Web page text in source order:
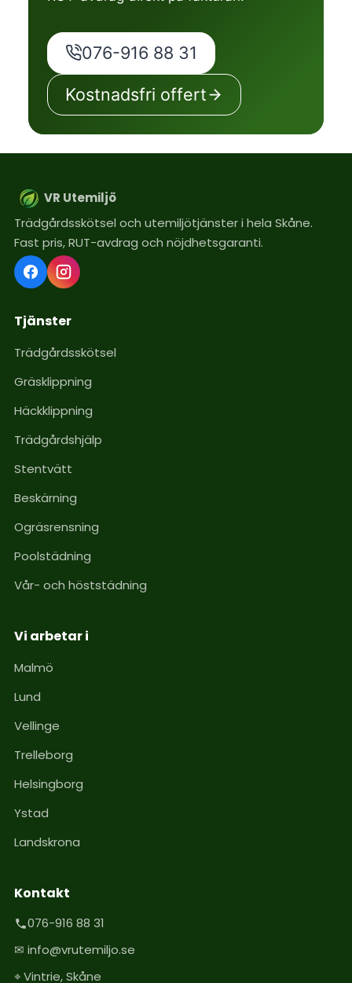
076-916 88 31
Kostnadsfri offert
VR Utemiljö
Trädgårdsskötsel och utemiljötjänster i hela Skåne.
Fast pris, RUT-avdrag och nöjdhetsgaranti.
Tjänster
Trädgårdsskötsel
Gräsklippning
Häckklippning
Trädgårdshjälp
Stentvätt
Beskärning
Ogräsrensning
Poolstädning
Vår- och höststädning
Vi arbetar i
Malmö
Lund
Vellinge
Trelleborg
Helsingborg
Ystad
Landskrona
Kontakt
076-916 88 31
✉ info@vrutemiljo.se
⌖ Vintrie, Skåne